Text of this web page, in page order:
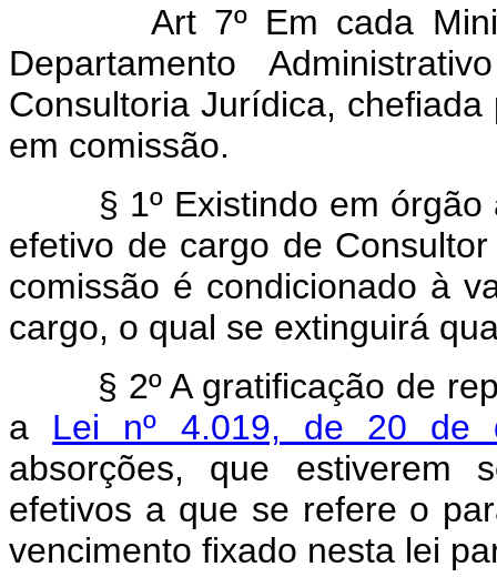
Art 7º Em cada
Departamento
Consultoria Jurídica,
em comissão.
§ 1º Existindo em órgão a
efetivo de cargo de
comissão é condicionado à
cargo, o qual se extinguirá
§ 2º A gratificação de
a Lei nº 4.019, de 20 de
absorções, que estiverem
efetivos a que se refere o
vencimento fixado nesta lei